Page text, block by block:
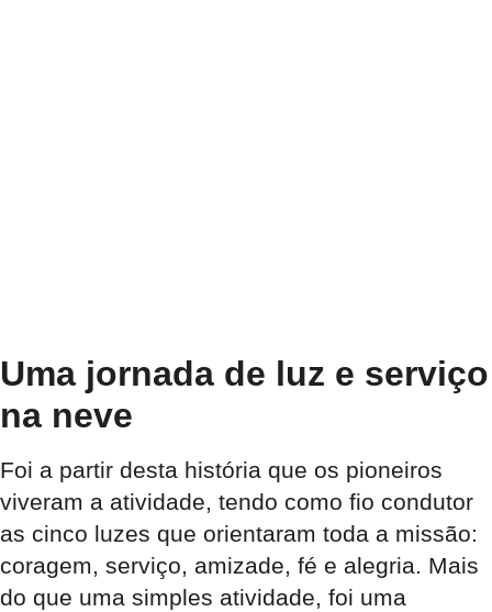
Uma jornada de luz e serviço
na neve
Foi a partir desta história que os pioneiros
viveram a atividade, tendo como fio condutor
as cinco luzes que orientaram toda a missão:
coragem, serviço, amizade, fé e alegria. Mais
do que uma simples atividade, foi uma